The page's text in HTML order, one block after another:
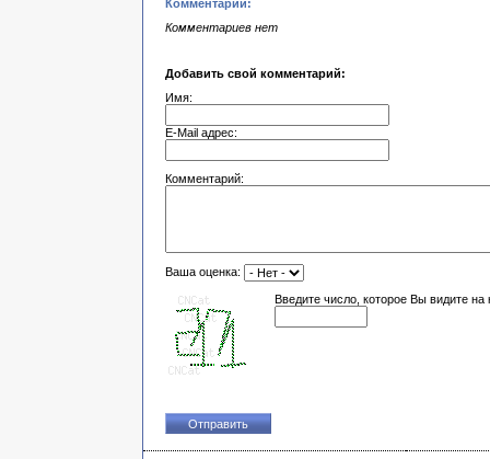
Комментарии:
Комментариев нет
Добавить свой комментарий:
Имя:
E-Mail адрес:
Комментарий:
Ваша оценка:
Введите число, которое Вы видите на